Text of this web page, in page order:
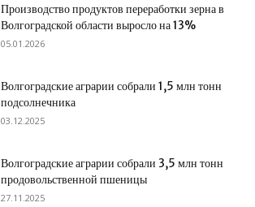
Производство продуктов переработки зерна в
Волгоградской области выросло на 13%
05.01.2026
Волгоградские аграрии собрали 1,5 млн тонн
подсолнечника
03.12.2025
Волгоградские аграрии собрали 3,5 млн тонн
продовольственной пшеницы
27.11.2025